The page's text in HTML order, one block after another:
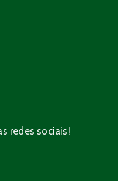
redes sociais!